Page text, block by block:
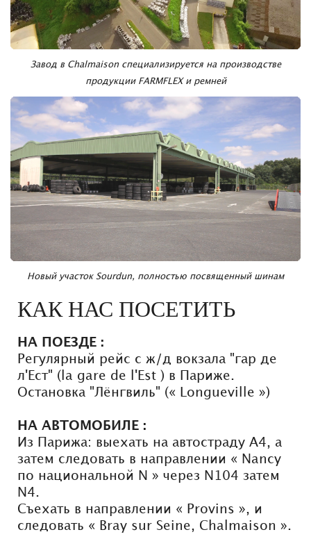
Завод в Chalmaison специализируется на производстве
продукции FARMFLEX и ремней
Новый участок Sourdun, полностью посвященный шинам
КАК НАС ПОСЕТИТЬ
НА ПОЕЗДЕ :
Регулярный рейс с ж/д вокзала "гар де
л'Ест" (la gare de l'Est ) в Париже.
Остановка "Лёнгвиль" (« Longueville »)
НА АВТОМОБИЛЕ :
Из Парижа: выехать на автостраду A4, а
затем следовать в направлении « Nancy
по национальной N » через N104 затем
N4.
Съехать в направлении « Provins », и
следовать « Bray sur Seine, Chalmaison ».